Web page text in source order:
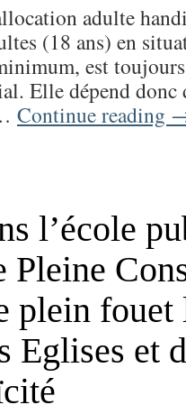
adulte
(18 ans) en
est
Elle dépend donc
Continue reading
l’école
plein fouet
Eglises et